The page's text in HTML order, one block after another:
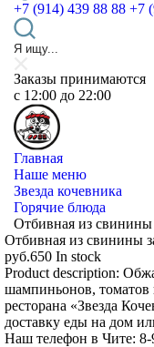
+7 (914) 439 88 88 +7
Заказы принимаются
c 12:00 до 22:00
Главная
Наше меню
Звезда кочевника
Горячие блюда
Отбивная из свинины
Отбивная из свинины
руб.650 In stock
Product description:
шампиньонов, томатов
ресторана «Звезда
доставку еды на дом
Наш телефон в Чите: 8-